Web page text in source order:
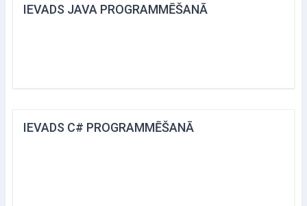
IEVADS JAVA PROGRAMMĒŠANĀ
IEVADS C# PROGRAMMĒŠANĀ